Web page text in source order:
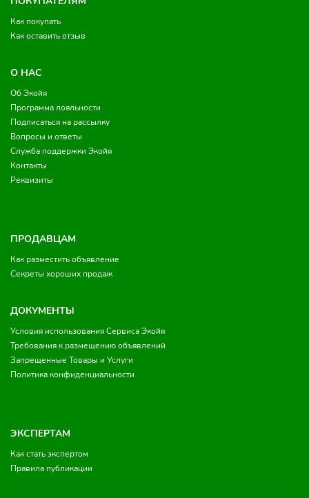
Как покупать
Как оставить отзыв
О НАС
Об Экойя
Программа лояльности
Подписаться на рассылку
Вопросы и ответы
Служба поддержки Экойя
Контакты
Реквизиты
ПРОДАВЦАМ
Как разместить объявление
Секреты хороших продаж
ДОКУМЕНТЫ
Условия использования Сервиса Экойя
Требования к размещению объявлений
Запрещенные Товары и Услуги
Политика конфиденциальности
ЭКСПЕРТАМ
Как стать экспертом
Правила публикации